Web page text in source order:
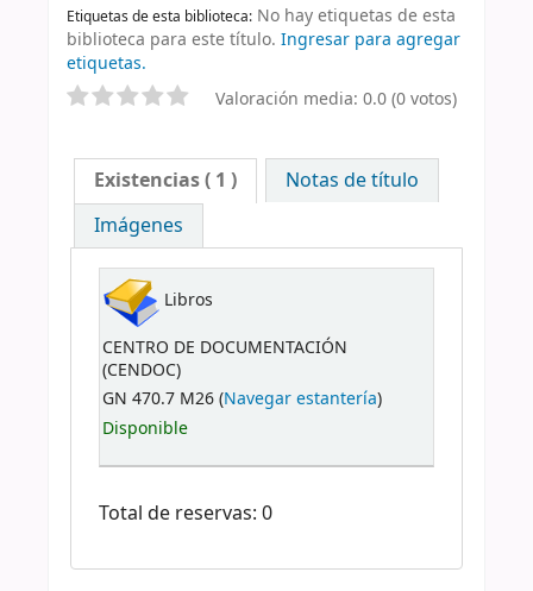
Etiquetas de esta biblioteca: No hay etiquetas de esta
biblioteca para este título. Ingresar para agregar
etiquetas.
Valoración media: 0.0 (0 votos)
Existencias( 1 )
Notas de título
Imágenes
Libros
CENTRO DE DOCUMENTACIÓN
(CENDOC)
GN 470.7 M26 (Navegar estantería)
Disponible
Total de reservas: 0